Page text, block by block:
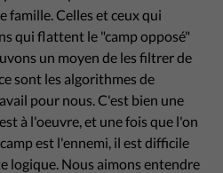
famille. Celles et ceux qui
qui flattent le "camp opposé"
un moyen de les filtrer de
sont les algorithmes de
pour nous. C'est bien une
à l'oeuvre, et une fois que l'on
est l'ennemi, il est difficile
logique. Nous aimons entendre